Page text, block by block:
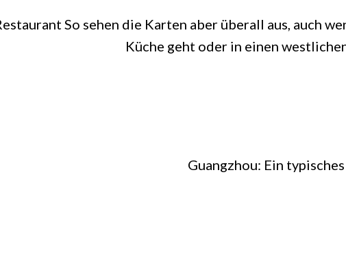
So sehen die Karten aber überall aus, auch
Küche geht oder in einen
Guangzhou: Ein